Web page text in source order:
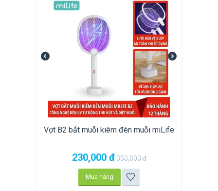
Vợt B2 bắt muỗi kiêm đèn muỗi miLife
230,000 đ350,000đ
Mua hàng